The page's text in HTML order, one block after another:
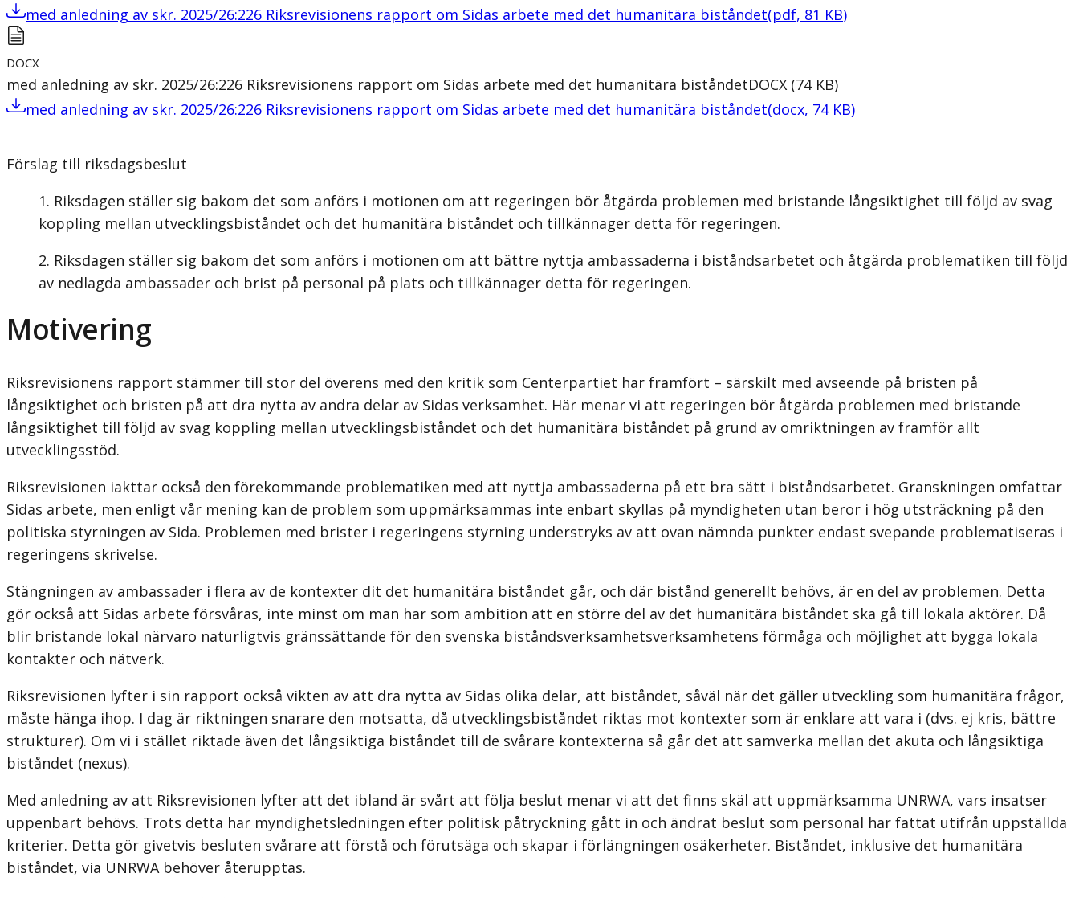
med anledning av skr. 2025/26:226 Riksrevisionens rapport om Sidas arbete med det humanitära biståndet(pdf, 81 KB)
DOCX
med anledning av skr. 2025/26:226 Riksrevisionens rapport om Sidas arbete med det humanitära biståndetDOCX (74 KB)
med anledning av skr. 2025/26:226 Riksrevisionens rapport om Sidas arbete med det humanitära biståndet(docx, 74 KB)
Förslag till riksdagsbeslut
Riksdagen ställer sig bakom det som anförs i motionen om att regeringen bör åtgärda problemen med bristande långsiktighet till följd av svag
koppling mellan utvecklingsbiståndet och det humanitära biståndet och tillkännager detta för regeringen.
Riksdagen ställer sig bakom det som anförs i motionen om att bättre nyttja ambassaderna i biståndsarbetet och åtgärda problematiken till följd
av nedlagda ambassader och brist på personal på plats och tillkännager detta för regeringen.
Motivering
Riksrevisionens rapport stämmer till stor del överens med den kritik som Centerpartiet har framfört – särskilt med avseende på bristen på
långsiktighet och bristen på att dra nytta av andra delar av Sidas verksamhet. Här menar vi att regeringen bör åtgärda problemen med bristande
långsiktighet till följd av svag koppling mellan utvecklings­biståndet och det humanitära biståndet på grund av omriktningen av framför allt
utvecklingsstöd.
Riksrevisionen iakttar också den förekommande problematiken med att nyttja ambassaderna på ett bra sätt i biståndsarbetet. Granskningen omfattar
Sidas arbete, men enligt vår mening kan de problem som uppmärksammas inte enbart skyllas på myndig­heten utan beror i hög utsträckning på den
politiska styrningen av Sida. Problemen med brister i regeringens styrning understryks av att ovan nämnda punkter endast svepande problematiseras i
regeringens skrivelse.
Stängningen av ambassader i flera av de kontexter dit det humanitära biståndet går, och där bistånd generellt behövs, är en del av problemen. Detta
gör också att Sidas arbete försvåras, inte minst om man har som ambition att en större del av det humanitära biståndet ska gå till lokala aktörer. Då
blir bristande lokal närvaro naturligtvis gräns­sättande för den svenska biståndsverksamhetsverksamhetens förmåga och möjlighet att bygga lokala
kontakter och nätverk.
Riksrevisionen lyfter i sin rapport också vikten av att dra nytta av Sidas olika delar, att biståndet, såväl när det gäller utveckling som humanitära frågor,
måste hänga ihop. I dag är riktningen snarare den motsatta, då utvecklingsbiståndet riktas mot kontexter som är enklare att vara i (dvs. ej kris, bättre
strukturer). Om vi i stället riktade även det långsiktiga biståndet till de svårare kontexterna så går det att samverka mellan det akuta och långsiktiga
biståndet (nexus).
Med anledning av att Riksrevisionen lyfter att det ibland är svårt att följa beslut menar vi att det finns skäl att uppmärksamma UNRWA, vars insatser
uppenbart behövs. Trots detta har myndighetsledningen efter politisk påtryckning gått in och ändrat beslut som personal har fattat utifrån uppställda
kriterier. Detta gör givetvis besluten svårare att förstå och förutsäga och skapar i förlängningen osäkerheter. Biståndet, inklusive det humanitära
biståndet, via UNRWA behöver återupptas.